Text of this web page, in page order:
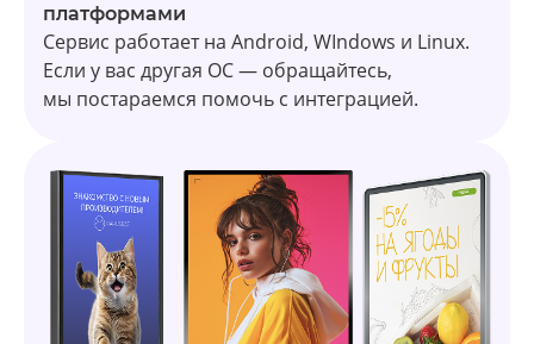
платформами
Сервис работает на Android, WIndows и Linux.
Если у вас другая ОС — обращайтесь,
мы постараемся помочь с интеграцией.